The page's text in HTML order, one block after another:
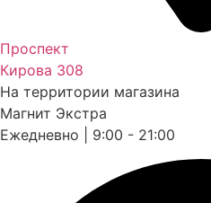
Проспект
Кирова 308
На территории магазина
Магнит Экстра
Ежедневно | 9:00 - 21:00